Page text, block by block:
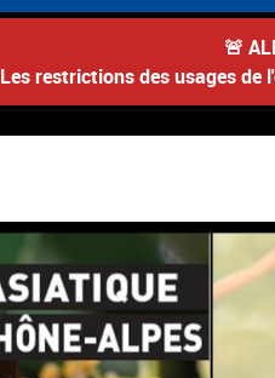
🚨
Les restrictions des usages de